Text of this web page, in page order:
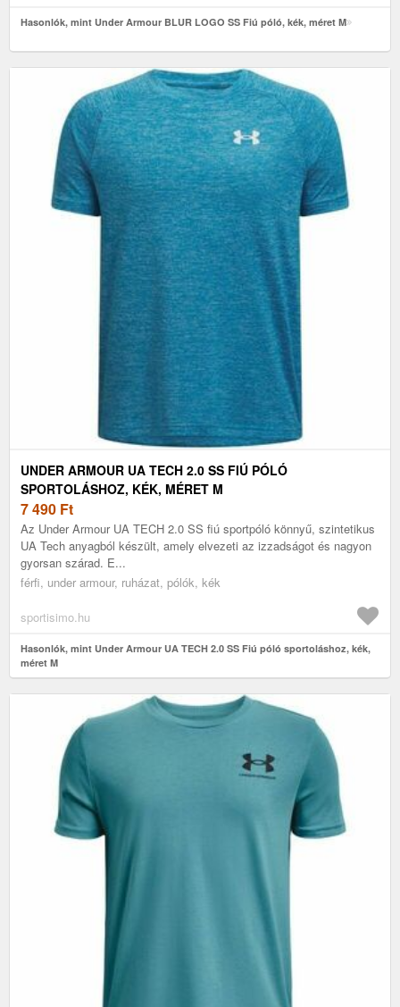
Hasonlók, mint Under Armour BLUR LOGO SS Fiú póló, kék, méret M
UNDER ARMOUR UA TECH 2.0 SS FIÚ PÓLÓ
SPORTOLÁSHOZ, KÉK, MÉRET M
7 490 Ft
Az Under Armour UA TECH 2.0 SS fiú sportpóló könnyű, szintetikus
UA Tech anyagból készült, amely elvezeti az izzadságot és nagyon
gyorsan szárad. E...
férfi, under armour, ruházat, pólók, kék
sportisimo.hu
Hasonlók, mint Under Armour UA TECH 2.0 SS Fiú póló sportoláshoz, kék,
méret M